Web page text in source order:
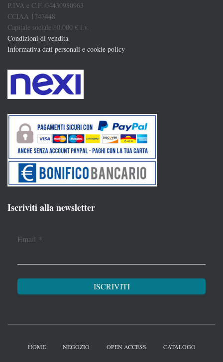
P.IVA e C.F. 04430980963
CCIAA 1747448
Capitale sociale 10.000 € i.v.
Condizioni di vendita
Informativa dati personali e cookie policy
Iscriviti alla newsletter
Email *
HOME NEGOZIO OPEN ACCESS CATALOGO